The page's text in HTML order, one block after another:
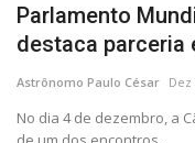
Parlamento
destaca parceria
Astrônomo Paulo César Dez
No dia 4 de dezembro, a